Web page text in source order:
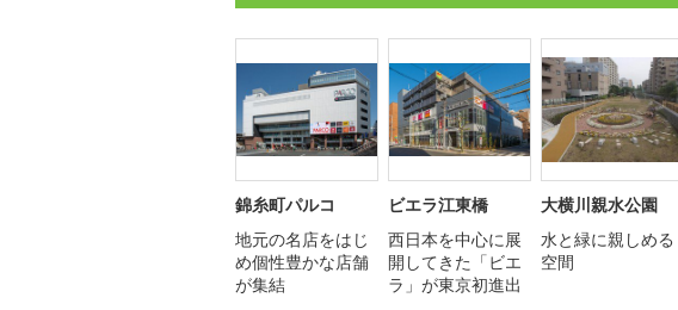
錦糸町パルコ
地元の名店をはじ
め個性豊かな店舗
が集結
ビエラ江東橋
西日本を中心に展
開してきた「ビエ
ラ」が東京初進出
大横川親水公園
水と緑に親しめる
空間